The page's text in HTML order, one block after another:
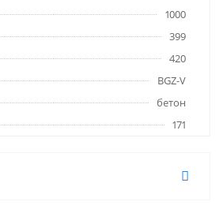
1000
399
420
BGZ-V
бетон
171